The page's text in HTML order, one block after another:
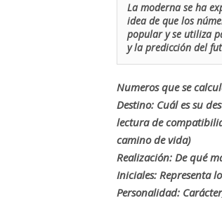
La moderna se ha
idea de que los
popular y se utiliza
y la predicción del
Numeros que se
Destino: Cuál es su
lectura de
camino de vida)
Realización: De qué
Iniciales: Representa
Personalidad: